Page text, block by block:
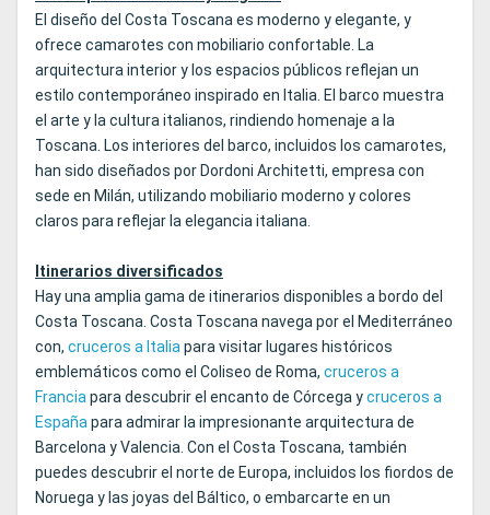
El diseño del Costa Toscana es moderno y elegante, y
ofrece camarotes con mobiliario confortable. La
arquitectura interior y los espacios públicos reflejan un
estilo contemporáneo inspirado en Italia. El barco muestra
el arte y la cultura italianos, rindiendo homenaje a la
Toscana. Los interiores del barco, incluidos los camarotes,
han sido diseñados por Dordoni Architetti, empresa con
sede en Milán, utilizando mobiliario moderno y colores
claros para reflejar la elegancia italiana.
Itinerarios diversificados
Hay una amplia gama de itinerarios disponibles a bordo del
Costa Toscana. Costa Toscana navega por el Mediterráneo
con, cruceros a Italiapara visitar lugares históricos
emblemáticos como el Coliseo de Roma, cruceros a
Franciapara descubrir el encanto de Córcega ycruceros a
Españapara admirar la impresionante arquitectura de
Barcelona y Valencia. Con el Costa Toscana, también
puedes descubrir el norte de Europa, incluidos los fiordos de
Noruega y las joyas del Báltico, o embarcarte en un